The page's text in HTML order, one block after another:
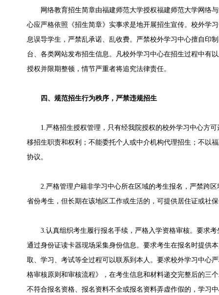
网络教育招生简章由福建师范大学授权福建师范大学网络与
心应严格依照《招生简章》实事求是地开展招生宣传。校外学
息误导学生，严禁乱承诺、乱收费。严禁校外学习中心擅自印
台、各类网站发布招生信息。凡校外学习中心在招生过程中有
授权并限期整顿，情节严重者将追究法律责任。
四、规范招生行为秩序，严禁违规招生
1.严格招生授权管理，只有经我院授权的校外学习中心方可
移招生职责和权利；不能委托个人或中介机构代理招生；不以
协议。
2.严格管理户籍非学习中心所在区域的考生报名，严禁跨区
省份考生，但长期在该地区工作或生活的，可提供居住证或社
3.认真组织考生履行报名手续，严格入学资格审核。要求考
通过身份证读卡器现场采集身份信息。要求考生在报名时提供
取、学习、考试等全过程可以联系到本人。要求校外学习中心
格审核原则和审核流程》，在考生信息和材料递交完整后的三
不符合报名资格、报名资料不全或报名资料弄虚作假的，学习